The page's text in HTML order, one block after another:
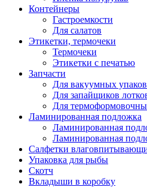
Контейнеры
Гастроемкости
Для салатов
Этикетки, термочеки
Термочеки
Этикетки с печатью
Запчасти
Для вакуумных
Для запайщиков
Для
Ламинированная подложка
Ламинированная
Ламинированная
Салфетки
Упаковка для рыбы
Скотч
Вкладыши в коробку